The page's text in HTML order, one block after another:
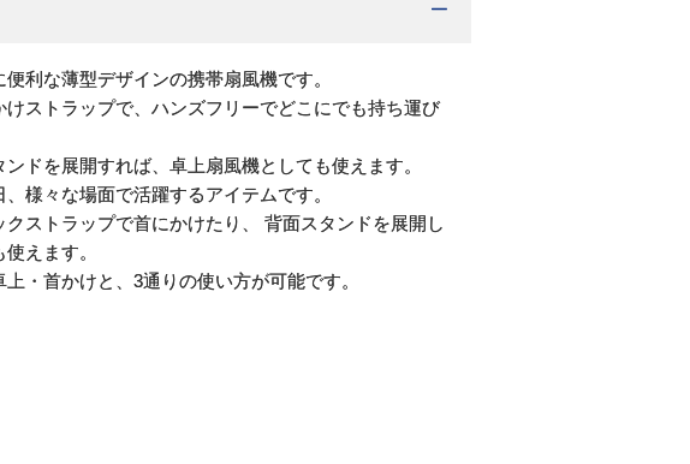
利な薄型デザインの携帯扇風機です。
けストラップで、ハンズフリーでどこにでも持ち運び
ンドを展開すれば、卓上扇風機としても使えます。
様々な場面で活躍するアイテムです。
クストラップで首にかけたり、 背面スタンドを展開し
えます。
・首かけと、3通りの使い方が可能です。